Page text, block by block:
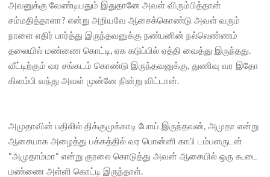
அவனுக்கு வேண்டியதும் இதுதானே அவள் விரும்பித்தான்
சம்மதித்தாளா? என்று அறியவே ஆசைக்கொண்டு அவள் வரும்
நாளை எதிர் பார்த்து இருந்தவனுக்கு நண்பனின் நல்லெண்ணம்
தலையில் மண்ணை கொட்டி, ஏக கடுப்பில் ஏத்தி வைத்து இருந்தது.
வீட்டிற்கும் வர சங்கடம் கொண்டு இருந்தவனுக்கு, துணிவு வர இதோ
கிளம்பி வந்து அவள் முன்னே நின்று விட்டான்.
அமுதாவின் பதிலில் திக்குமுக்காடி போய் இருந்தவன், அமுதா என்று
ஆசையாக அழைத்து பக்கத்தில் வர பொன்னி காபி டம்பளருடன்
"அமுதாம்மா" என்று குரலை கொடுத்து அவன் ஆசையில் ஒரு கூடை
மண்ணை அள்ளி கொட்டி இருந்தாள்.